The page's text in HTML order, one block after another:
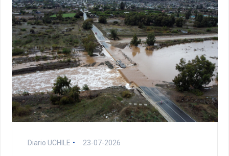
Diario UCHILE 23-07-2026